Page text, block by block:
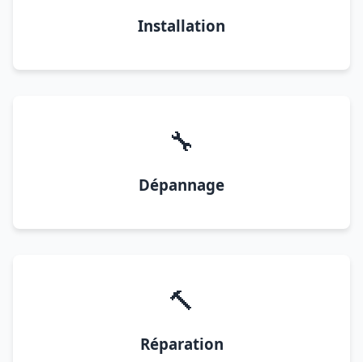
Installation
🔧
Dépannage
🔨
Réparation